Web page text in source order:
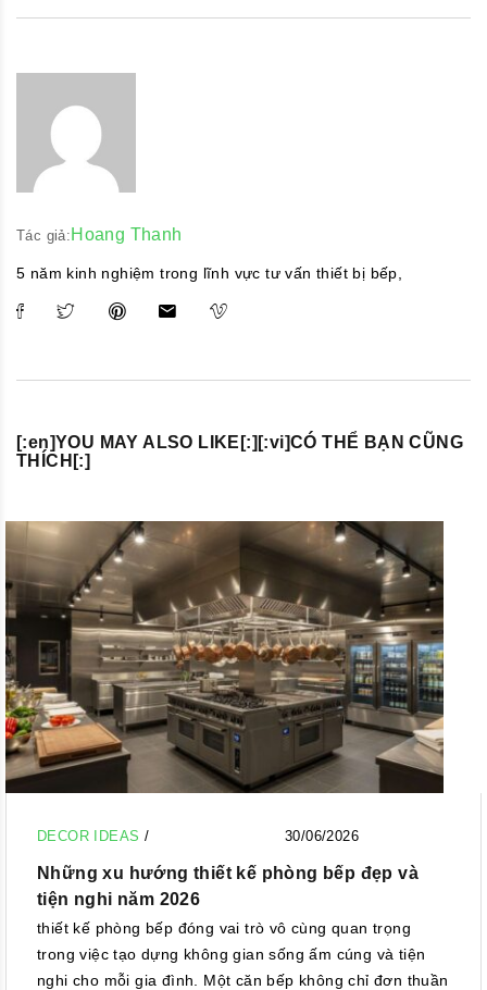
Tác giả: Hoang Thanh
5 năm kinh nghiệm trong lĩnh vực tư vấn thiết bị bếp,
[:en]YOU MAY ALSO LIKE[:][:vi]CÓ THỂ BẠN CŨNG
THÍCH[:]
DECOR IDEAS / 30/06/2026
Những xu hướng thiết kế phòng bếp đẹp và
tiện nghi năm 2026
thiết kế phòng bếp đóng vai trò vô cùng quan trọng
trong việc tạo dựng không gian sống ấm cúng và tiện
nghi cho mỗi gia đình. Một căn bếp không chỉ đơn thuần